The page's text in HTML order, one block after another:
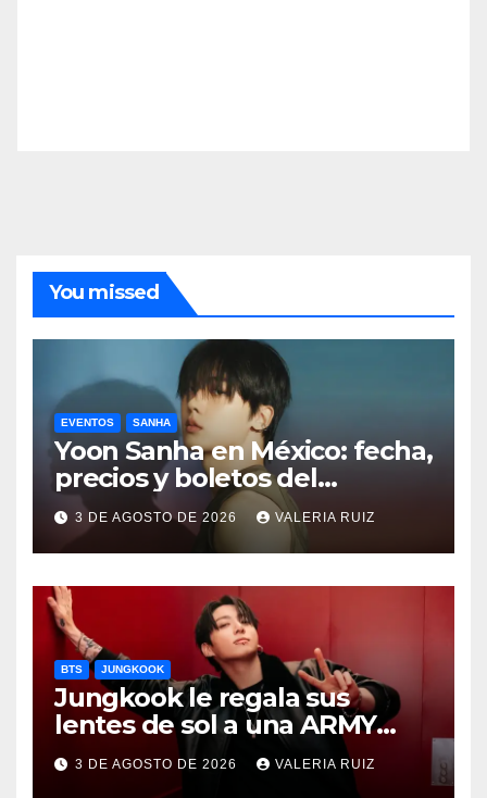
You missed
EVENTOS SANHA
Yoon Sanha en México: fecha,
precios y boletos del
FANCON
3 DE AGOSTO DE 2026 VALERIA RUIZ
BTS JUNGKOOK
Jungkook le regala sus
lentes de sol a una ARMY
durante concierto de BTS
3 DE AGOSTO DE 2026 VALERIA RUIZ